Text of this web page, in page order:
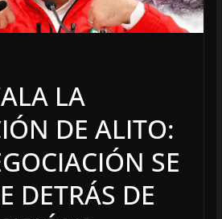
LA
DE ALITO:
SE
DETRÁS DE